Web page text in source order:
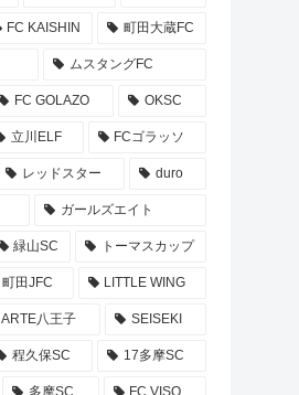
FC KAISHIN 町田大蔵FC
ムスタングFC
FC GOLAZO OKSC
立川ELF FCゴラッソ
レッドスター duro
ガールズエイト
緑山SC トーマスカップ
町田JFC LITTLE WING
ARTE八王子 SEISEKI
程久保SC 17多摩SC
多摩SC FC VISO